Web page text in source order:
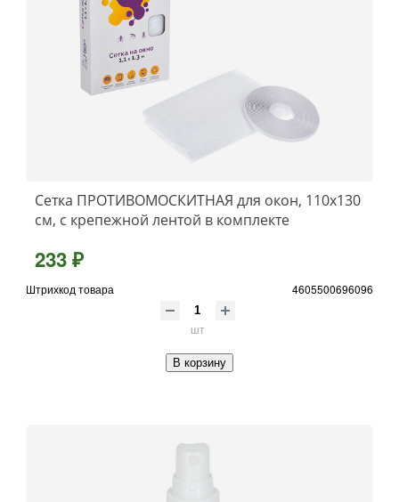
Сетка ПРОТИВОМОСКИТНАЯ для окон, 110х130
см, с крепежной лентой в комплекте
233 ₽
Штрихкод товара 4605500696096
шт
В корзину